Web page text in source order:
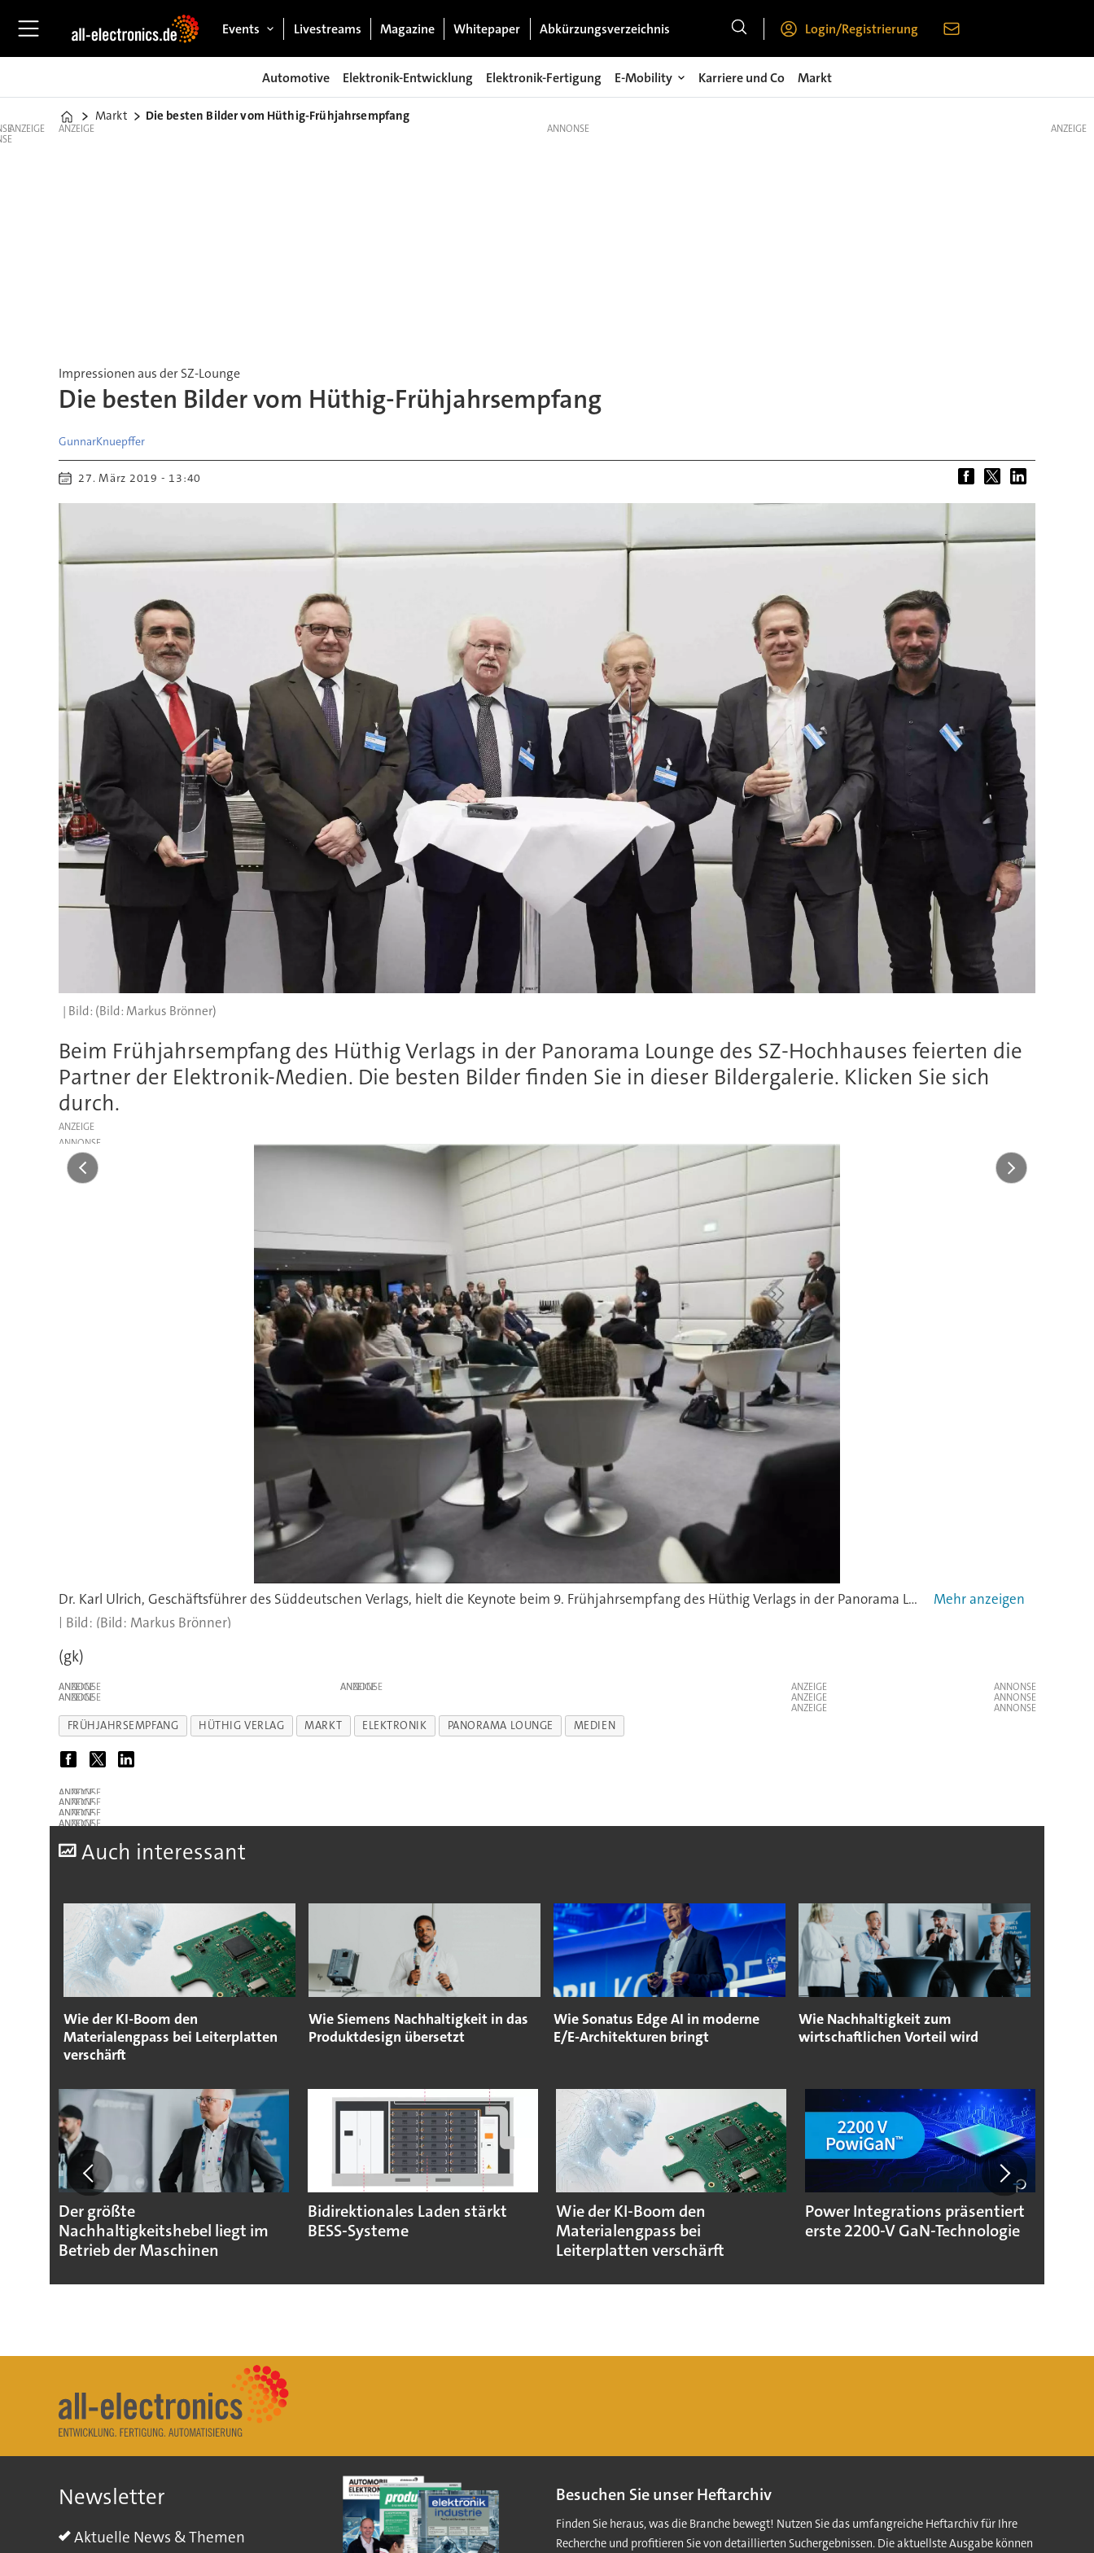
Events Livestreams Magazine Whitepaper Abkürzungsverzeichnis Login/Registrierung
Automotive Elektronik-Entwicklung Elektronik-Fertigung E-Mobility Karriere und Co Markt
Home
Markt Die besten Bilder vom Hüthig-Frühjahrsempfang
ANZEIGE ANZEIGE
Impressionen aus der SZ-Lounge
Die besten Bilder vom Hüthig-Frühjahrsempfang
GunnarKnuepffer
27. März 2019 - 13:40
(Bild: Markus Brönner)
Beim Frühjahrsempfang des Hüthig Verlags in der Panorama Lounge des SZ-Hochhauses feierten die
Partner der Elektronik-Medien. Die besten Bilder finden Sie in dieser Bildergalerie. Klicken Sie sich
durch.
ANZEIGE
Dr. Karl Ulrich, Geschäftsführer des Süddeutschen Verlags, hielt die Keynote beim 9. Frühjahrsempfang des Hüthig Verlags in der Panorama Lounge des SZ-Hochhauses.
(Bild: Markus Brönner)
(gk)
ANZEIGE ANZEIGE
ANZEIGE
ANZEIGE
ANZEIGE
ANZEIGE
FRÜHJAHRSEMPFANG HÜTHIG VERLAG MARKT ELEKTRONIK PANORAMA LOUNGE MEDIEN
ANZEIGE
ANZEIGE
ANZEIGE
ANZEIGE
Auch interessant
Wie der KI-Boom den
Materialengpass bei Leiterplatten
verschärft
Wie Siemens Nachhaltigkeit in das
Produktdesign übersetzt
Wie Sonatus Edge AI in moderne
E/E-Architekturen bringt
Wie Nachhaltigkeit zum
wirtschaftlichen Vorteil wird
Der größte
Nachhaltigkeitshebel liegt im
Betrieb der Maschinen
Bidirektionales Laden stärkt
BESS-Systeme
Wie der KI-Boom den
Materialengpass bei
Leiterplatten verschärft
Power Integrations präsentiert
erste 2200-V GaN-Technologie
ANZEIGE
Newsletter
Aktuelle News & Themen
Besuchen Sie unser Heftarchiv
Finden Sie heraus, was die Branche bewegt! Nutzen Sie das umfangreiche Heftarchiv für Ihre
Recherche und profitieren Sie von detaillierten Suchergebnissen. Die aktuellste Ausgabe können